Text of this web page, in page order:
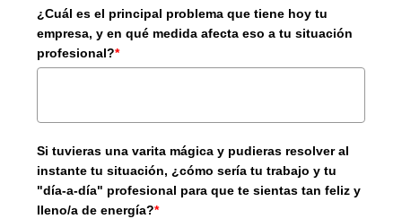
¿Cuál es el principal problema que tiene hoy tu
empresa, y en qué medida afecta eso a tu situación
profesional?*
Si tuvieras una varita mágica y pudieras resolver al
instante tu situación, ¿cómo sería tu trabajo y tu
"día-a-día" profesional para que te sientas tan feliz y
lleno/a de energía?*